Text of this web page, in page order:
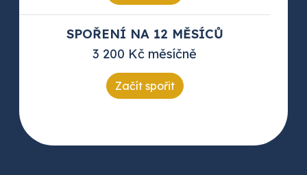
SPOŘENÍ NA 12 MĚSÍCŮ
3 200 Kč měsíčně
Začít spořit